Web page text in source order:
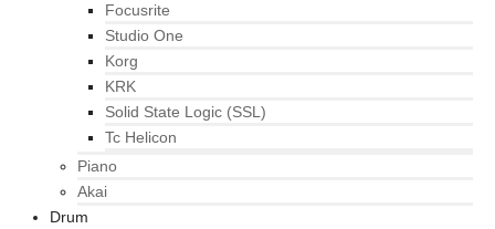
Focusrite
Studio One
Korg
KRK
Solid State Logic (SSL)
Tc Helicon
Piano
Akai
Drum